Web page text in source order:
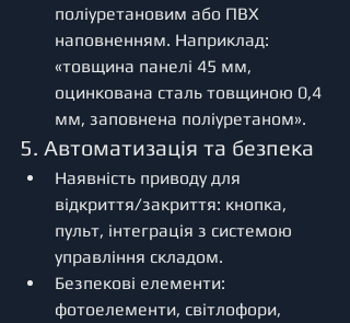
поліуретановим або ПВХ
наповненням. Наприклад:
«товщина панелі 45 мм,
оцинкована сталь товщиною 0,4
мм, заповнена поліуретаном».
5. Автоматизація та безпека
Наявність приводу для
відкриття/закриття: кнопка,
пульт, інтеграція з системою
управління складом.
Безпекові елементи:
фотоелементи, світлофори,